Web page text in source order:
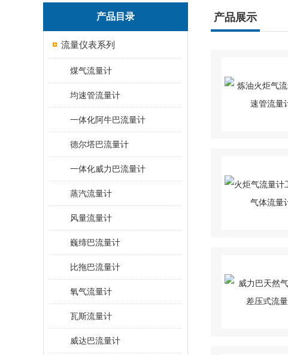
产品目录
流量仪表系列
煤气流量计
均速管流量计
一体化阿牛巴流量计
德尔塔巴流量计
一体化威力巴流量计
蒸汽流量计
风量流量计
巍缔巴流量计
比拖巴流量计
氧气流量计
瓦斯流量计
威达巴流量计
产品展示